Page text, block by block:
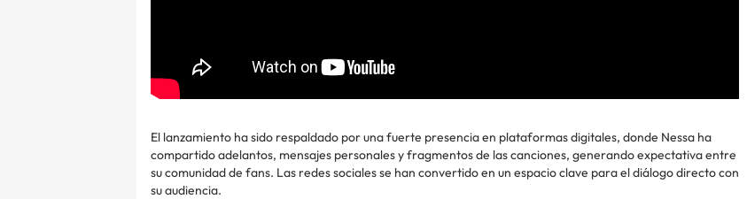
El lanzamiento ha sido respaldado por una fuerte presencia en plataformas digitales, donde Nessa ha
compartido adelantos, mensajes personales y fragmentos de las canciones, generando expectativa entre
su comunidad de fans. Las redes sociales se han convertido en un espacio clave para el diálogo directo con
su audiencia.